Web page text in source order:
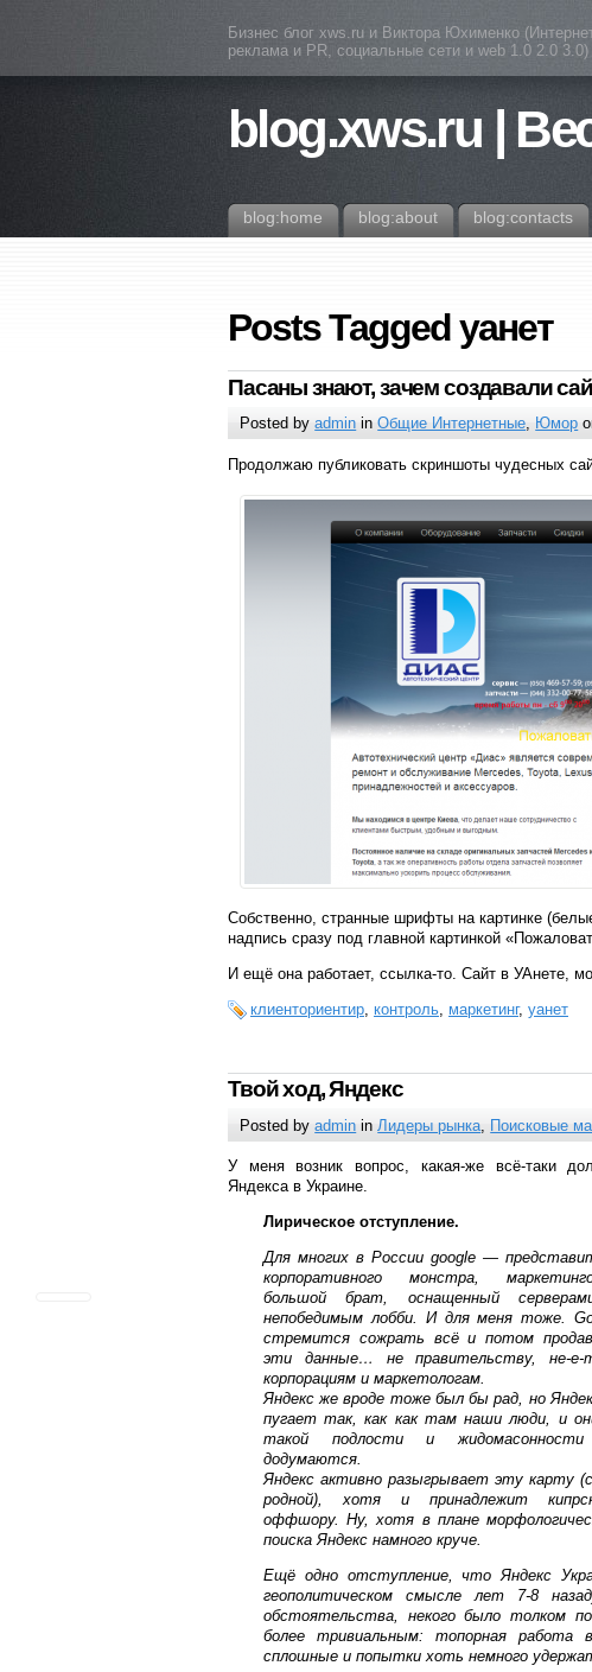
Бизнес блог xws.ru и Виктора Юхименко
реклама и PR, социальные сети и web 1.0 2.0 3.0)
blog.xws.ru |
blog:home blog:about blog:contacts
Posts Tagged уанет
Пасаны знают, зачем создавали
Posted byadmin inОбщие Интернетные Юмор
Продолжаю публиковать скриншоты чудесных
Собственно, странные шрифты на картинке
надпись сразу под главной картинкой
И ещё она работает, ссылка-то. Сайт в УАнете,
клиенториентир контроль маркетинг, уанет
Твой ход, Яндекс
Posted byadmin inЛидеры рынка Поисковые
У меня возник вопрос, какая-же всё-таки
Яндекса в Украине.
Лирическое отступление.
Для многих в России google —
корпоративного монстра,
большой брат, оснащенный
непобедимым лобби. И для меня тоже.
стремится сожрать всё и потом
эти данные… не правительству, не-
корпорациям и маркетологам.
Яндекс же вроде тоже был бы рад, но
пугает так, как как там наши люди, и
такой подлости и
додумаются.
Яндекс активно разыгрывает эту карту
родной), хотя и принадлежит
оффшору. Ну, хотя в плане
поиска Яндекс намного круче.
Ещё одно отступление, что Яндекс
геополитическом смысле лет 7-8
обстоятельства, некого было толком
более тривиальным: топорная работа
сплошные и попытки хоть немного